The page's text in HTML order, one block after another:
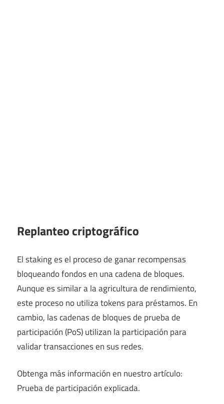
Replanteo criptográfico
El staking es el proceso de ganar recompensas
bloqueando fondos en una cadena de bloques.
Aunque es similar a la agricultura de rendimiento,
este proceso no utiliza tokens para préstamos. En
cambio, las cadenas de bloques de prueba de
participación (PoS) utilizan la participación para
validar transacciones en sus redes.
Obtenga más información en nuestro artículo:
Prueba de participación explicada.